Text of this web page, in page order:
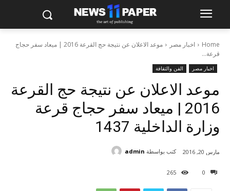
Home اخبار مصر
موعد الاعلان عن نتيجة حج القرعة 2016 | ميعاد سفر حجاج
قرعة...
اخبار مصر الفن والثقافة
موعد الاعلان عن نتيجة حج القرعة
2016 | ميعاد سفر حجاج قرعة
وزارة الداخلية 1437
0
265
مارس 20, 2016 كتب بواسطة admin